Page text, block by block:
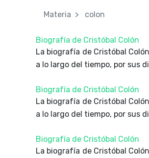
Materia colon
Biografía de Cristóbal Colón
La biografía de Cristóbal
a lo largo del tiempo, por sus
Biografía de Cristóbal Colón
La biografía de Cristóbal
a lo largo del tiempo, por sus
Biografía de Cristóbal Colón
La biografía de Cristóbal